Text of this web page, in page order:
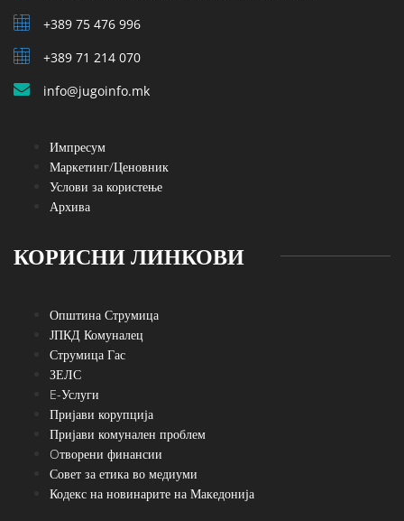
+389 75 476 996
+389 71 214 070
info@jugoinfo.mk
Импресум
Маркетинг/Ценовник
Услови за користење
Архива
КОРИСНИ ЛИНКОВИ
Општина Струмица
ЈПКД Комуналец
Струмица Гас
ЗЕЛС
E-Услуги
Пријави корупција
Пријави комунален проблем
Oтворени финансии
Совет за етика во медиуми
Кодекс на новинарите на Македонија